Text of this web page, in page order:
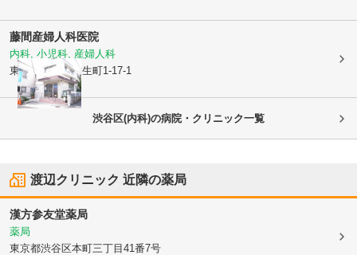
藤間産婦人科医院
内科, 小児科, 産婦人科
東京都中野区弥生町1-17-1
渋谷区(内科)の病院・クリニック一覧
渡辺クリニック 近隣の薬局
漢方参友堂薬局
薬局
東京都渋谷区本町三丁目41番7号